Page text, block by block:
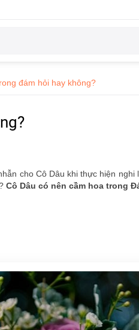
đám hỏi hay không?
cho Cô Dâu khi thực hiện
Cô Dâu có nên cầm hoa trong